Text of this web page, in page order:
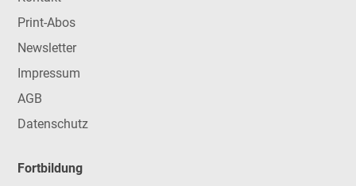
Print-Abos
Newsletter
Impressum
AGB
Datenschutz
Fortbildung